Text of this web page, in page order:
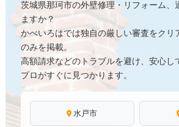
茨城県那珂市の外壁修理・リフォーム、
ますか？
かべいろはでは独自の厳しい審査をクリ
のみを掲載。
高額請求などのトラブルを避け、安心し
プロがすぐに見つかります。
水戸市